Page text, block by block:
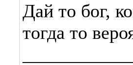
Дай то бог,
тогда то